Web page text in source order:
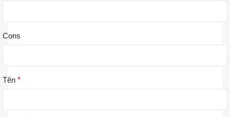
Cons
Tên *